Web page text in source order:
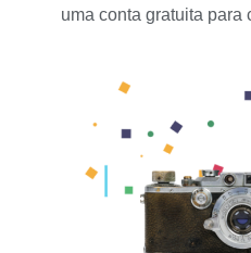
uma conta gratuita para